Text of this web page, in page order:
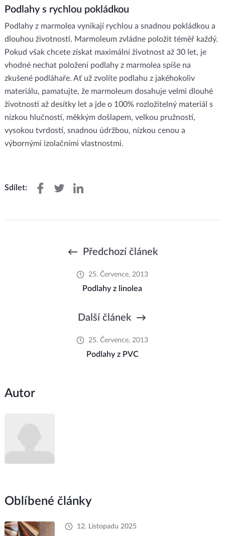
Podlahy s rychlou pokládkou
Podlahy z marmolea vynikají rychlou a snadnou pokládkou a
dlouhou životností. Marmoleum zvládne položit téměř každý.
Pokud však chcete získat maximální životnost až 30 let, je
vhodné nechat položení podlahy z marmolea spíše na
zkušené podláhaře. Ať už zvolíte podlahu z jakéhokoliv
materiálu, pamatujte, že marmoleum dosahuje velmi dlouhé
životnosti až desítky let a jde o 100% rozložitelný materiál s
nízkou hlučností, měkkým došlapem, velkou pružností,
vysokou tvrdostí, snadnou údržbou, nízkou cenou a
výbornými izolačními vlastnostmi.
Sdílet:
Předchozí článek
25. Července, 2013
Podlahy z linolea
Další článek
25. Července, 2013
Podlahy z PVC
Autor
Oblíbené články
12. Listopadu 2025